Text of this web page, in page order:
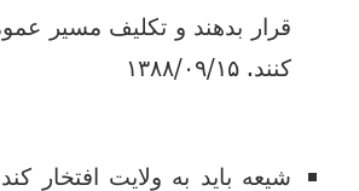
قرار بدهند و تکلیف مسیر
کنند. ۱۳۸۸/۰۹/۱۵
شیعه باید به ولایت افتخار